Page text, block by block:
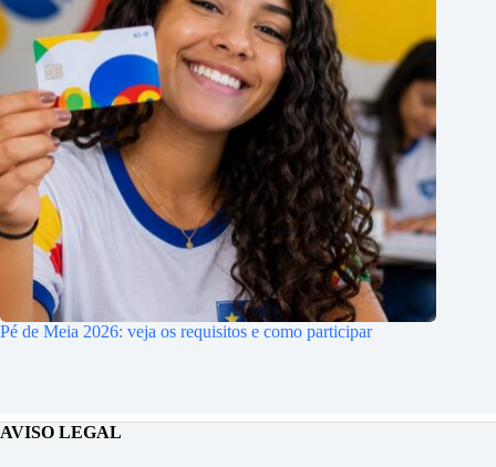
Pé de Meia 2026: veja os requisitos e como participar
AVISO LEGAL